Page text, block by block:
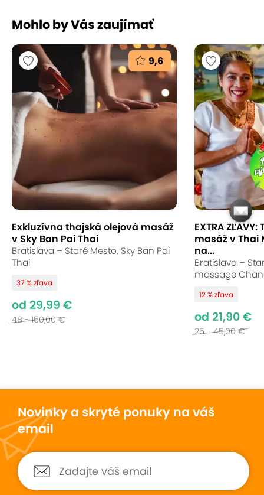
Mohlo by Vás zaujímať
9,6
Exkluzívna thajská olejová masáž
v Sky Ban Pai Thai
Bratislava – Staré Mesto, Sky Ban Pai
Thai
37 % zľava
od 29,99 €
48 - 150,00 €
EXTRA
masáž v Thai
na...
Bratislava –
massage
12 % zľava
od 21,90 €
25 - 45,00 €
Novinky a skryté ponuky na váš
email